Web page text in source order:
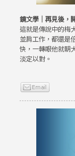
鏡文學｜再見後，
這就是傳說中的梅
並肩工作，都還是
快，一轉眼他就朝
淡定以對。